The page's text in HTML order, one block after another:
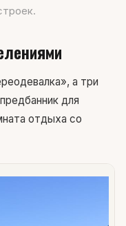
а три
для
отдыха со